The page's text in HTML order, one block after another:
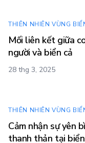
THIÊN NHIÊN VÙNG
Mối liên kết giữa
người và biển cả
28 thg 3, 2025
THIÊN NHIÊN VÙNG
Cảm nhận sự yên
thanh thản tại biển